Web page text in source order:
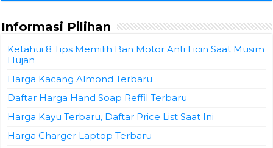
Informasi Pilihan
Ketahui 8 Tips Memilih Ban Motor Anti Licin Saat Musim
Hujan
Harga Kacang Almond Terbaru
Daftar Harga Hand Soap Reffil Terbaru
Harga Kayu Terbaru, Daftar Price List Saat Ini
Harga Charger Laptop Terbaru